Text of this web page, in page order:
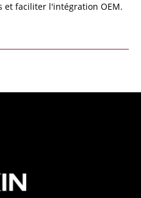
et faciliter l'intégration OEM.